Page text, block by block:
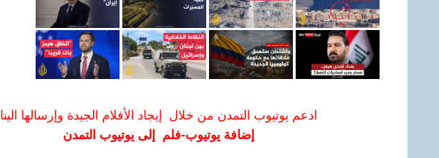
ادعم يوتيوب التمدن من خلال إيجاد الأفلام الجيدة وإرسالها الينا
إضافة يوتيوب-فلم إلى يوتيوب التمدن